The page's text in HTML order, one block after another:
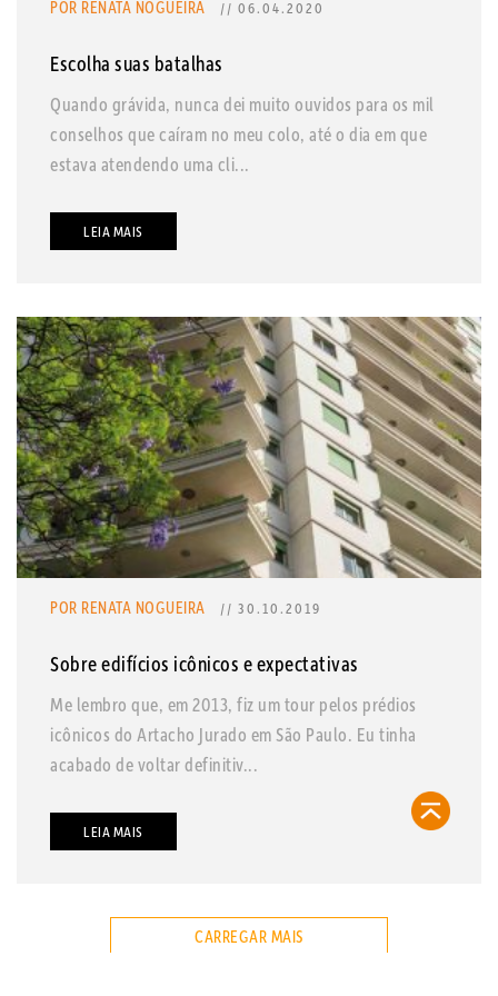
POR RENATA NOGUEIRA // 06.04.2020
Escolha suas batalhas
Quando grávida, nunca dei muito ouvidos para os mil
conselhos que caíram no meu colo, até o dia em que
estava atendendo uma cli...
LEIA MAIS
POR RENATA NOGUEIRA // 30.10.2019
Sobre edifícios icônicos e expectativas
Me lembro que, em 2013, fiz um tour pelos prédios
icônicos do Artacho Jurado em São Paulo. Eu tinha
acabado de voltar definitiv...
LEIA MAIS
CARREGAR MAIS